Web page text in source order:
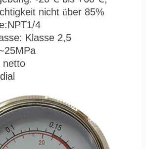
nicht über 85%
4
Klasse 2,5
netto